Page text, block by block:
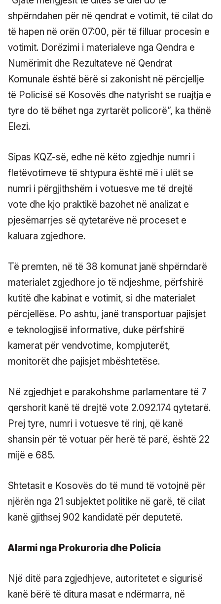
shpërndahen për në qendrat e votimit, të cilat do
të hapen në orën 07:00, për të filluar procesin e
votimit. Dorëzimi i materialeve nga Qendra e
Numërimit dhe Rezultateve në Qendrat
Komunale është bërë si zakonisht në përcjellje
të Policisë së Kosovës dhe natyrisht se ruajtja e
tyre do të bëhet nga zyrtarët policorë”, ka thënë
Elezi.
Sipas KQZ-së, edhe në këto zgjedhje numri i
fletëvotimeve të shtypura është më i ulët se
numri i përgjithshëm i votuesve me të drejtë
vote dhe kjo praktikë bazohet në analizat e
pjesëmarrjes së qytetarëve në proceset e
kaluara zgjedhore.
Të premten, në të 38 komunat janë shpërndarë
materialet zgjedhore jo të ndjeshme, përfshirë
kutitë dhe kabinat e votimit, si dhe materialet
përcjellëse. Po ashtu, janë transportuar pajisjet
e teknologjisë informative, duke përfshirë
kamerat për vendvotime, kompjuterët,
monitorët dhe pajisjet mbështetëse.
Në zgjedhjet e parakohshme parlamentare të 7
qershorit kanë të drejtë vote 2.092.174 qytetarë.
Prej tyre, numri i votuesve të rinj, që kanë
shansin për të votuar për herë të parë, është 22
mijë e 685.
Shtetasit e Kosovës do të mund të votojnë për
njërën nga 21 subjektet politike në garë, të cilat
kanë gjithsej 902 kandidatë për deputetë.
Alarmi nga Prokuroria dhe Policia
Një ditë para zgjedhjeve, autoritetet e sigurisë
kanë bërë të ditura masat e ndërmarra, në